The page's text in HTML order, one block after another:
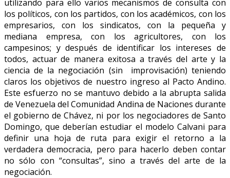
utilizando para ello varios mecanismos de consulta con
los políticos, con los partidos, con los académicos, con los
empresarios, con los sindicatos, con la pequeña y
mediana empresa, con los agricultores, con los
campesinos; y después de identificar los intereses de
todos, actuar de manera exitosa a través del arte y la
ciencia de la negociación (sin improvisación) teniendo
claros los objetivos de nuestro ingreso al Pacto Andino.
Este esfuerzo no se mantuvo debido a la abrupta salida
de Venezuela del Comunidad Andina de Naciones durante
el gobierno de Chávez, ni por los negociadores de Santo
Domingo, que deberían estudiar el modelo Calvani para
definir una hoja de ruta para exigir el retorno a la
verdadera democracia, pero para hacerlo deben contar
no sólo con “consultas”, sino a través del arte de la
negociación.